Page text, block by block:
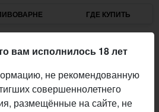
ГДЕ КУПИТЬ
В ПРОДАЖЕ
COMPANY×HEIST BREWERY
Radical
вам исполнилось 18 лет
не рекомендованную
совершеннолетнего
размещённые на сайте, не